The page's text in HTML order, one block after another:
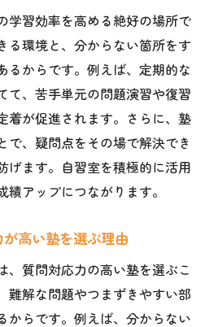
学習効率を高める絶好の場所で
る環境と、分からない箇所をす
るからです。例えば、定期的な
て、苦手単元の問題演習や復習
着が促進されます。さらに、塾
で、疑問点をその場で解決でき
げます。自習室を積極的に活用
アップにつながります。
高い塾を選ぶ理由
、質問対応力の高い塾を選ぶこ
難解な問題やつまずきやすい部
からです。例えば、分からない